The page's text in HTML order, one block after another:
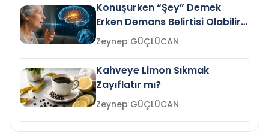
Konuşurken “Şey” Demek
Erken Demans Belirtisi Olabilir
mi?
Zeynep GÜÇLÜCAN
Kahveye Limon Sıkmak
Zayıflatır mı?
Zeynep GÜÇLÜCAN